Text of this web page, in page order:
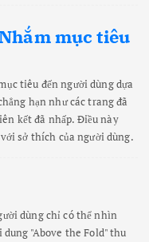
mục tiêu
tiêu đến người dùng dựa
hạn như các trang đã
kết đã nhấp. Điều này
sở thích của người dùng.
dùng chỉ có thể nhìn
"Above the Fold" thu